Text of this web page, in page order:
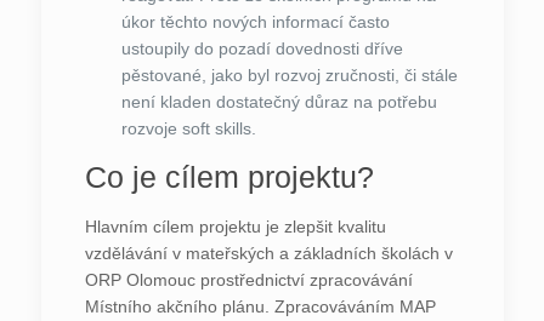
úkor těchto nových informací často
ustoupily do pozadí dovednosti dříve
pěstované, jako byl rozvoj zručnosti, či stále
není kladen dostatečný důraz na potřebu
rozvoje soft skills.
Co je cílem projektu?
Hlavním cílem projektu je zlepšit kvalitu
vzdělávání v mateřských a základních školách v
ORP Olomouc prostřednictví zpracovávání
Místního akčního plánu. Zpracováváním MAP